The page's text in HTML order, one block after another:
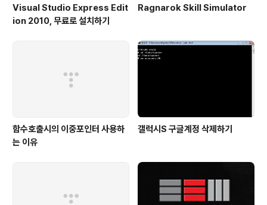
Visual Studio Express Edit
ion 2010, 무료로 설치하기
Ragnarok Skill Simulator
함수호출시의 이중포인터 사용하
는 이유
갤럭시S 구글계정 삭제하기